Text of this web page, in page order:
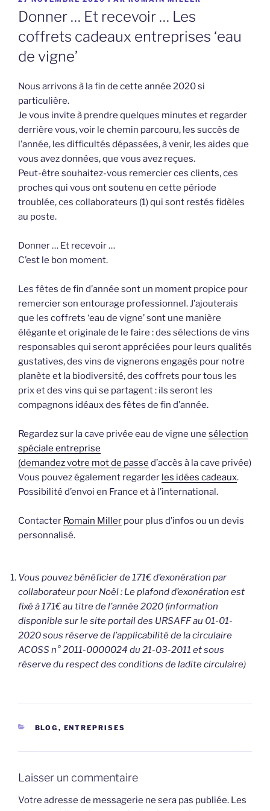
LE
Donner … Et recevoir … Les
coffrets cadeaux entreprises ‘eau
de vigne’
Nous arrivons à la fin de cette année 2020 si
particulière.
Je vous invite à prendre quelques minutes et regarder
derrière vous, voir le chemin parcouru, les succès de
l’année, les difficultés dépassées, à venir, les aides que
vous avez données, que vous avez reçues.
Peut-être souhaitez-vous remercier ces clients, ces
proches qui vous ont soutenu en cette période
troublée, ces collaborateurs (1) qui sont restés fidèles
au poste.
Donner … Et recevoir …
C’est le bon moment.
Les fêtes de fin d’année sont un moment propice pour
remercier son entourage professionnel. J’ajouterais
que les coffrets ‘eau de vigne’ sont une manière
élégante et originale de le faire : des sélections de vins
responsables qui seront appréciées pour leurs qualités
gustatives, des vins de vignerons engagés pour notre
planète et la biodiversité, des coffrets pour tous les
prix et des vins qui se partagent : ils seront les
compagnons idéaux des fêtes de fin d’année.
Regardez sur la cave privée eau de vigne une sélection
spéciale entreprise
(demandez votre mot de passe d’accès à la cave privée)
Vous pouvez également regarder les idées cadeaux.
Possibilité d’envoi en France et à l’international.
Contacter Romain Miller pour plus d’infos ou un devis
personnalisé.
Vous pouvez bénéficier de 171€ d’exonération par
collaborateur pour Noël : Le plafond d’exonération est
fixé à 171€ au titre de l’année 2020 (information
disponible sur le site portail des URSAFF au 01-01-
2020 sous réserve de l’applicabilité de la circulaire
ACOSS n° 2011-0000024 du 21-03-2011 et sous
réserve du respect des conditions de ladite circulaire)
CATÉGORIES
BLOG , ENTREPRISES
Laisser un commentaire
Votre adresse de messagerie ne sera pas publiée. Les